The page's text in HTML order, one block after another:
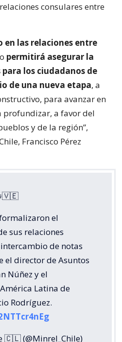
consulares entre
en las relaciones entre
permitirá asegurar la
los ciudadanos de
de una nueva etapa, a
para avanzar en
profundizar, a favor del
y de la región”,
Francisco Pérez
el
sus relaciones
de notas
el director de Asuntos
Núñez y el
Latina de
Rodríguez.
🇨🇱 (@Minrel_Chile)